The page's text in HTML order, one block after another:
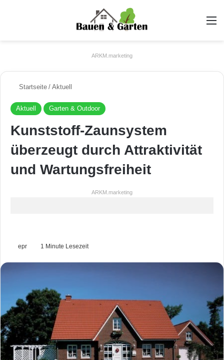
ARKM.marketing
Startseite / Aktuell
Aktuell Garten & Outdoor
Kunststoff-Zaunsystem
überzeugt durch Attraktivität
und Wartungsfreiheit
ARKM.marketing
epr 1 Minute Lesezeit